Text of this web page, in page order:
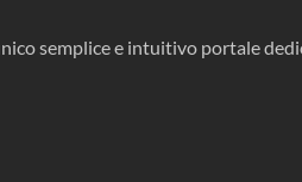
semplice e intuitivo portale